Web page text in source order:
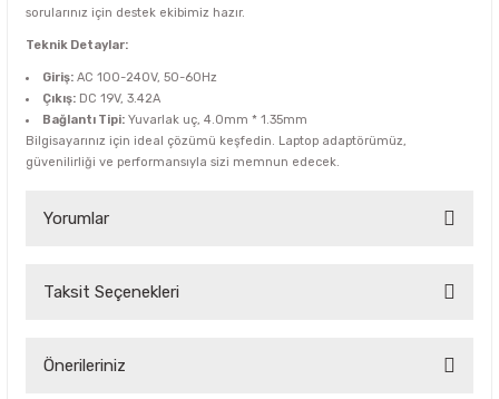
sorularınız için destek ekibimiz hazır.
Teknik Detaylar:
Giriş: AC 100-240V, 50-60Hz
Çıkış: DC 19V, 3.42A
Bağlantı Tipi: Yuvarlak uç, 4.0mm * 1.35mm
Bilgisayarınız için ideal çözümü keşfedin. Laptop adaptörümüz,
güvenilirliği ve performansıyla sizi memnun edecek.
Yorumlar
Bu ürüne ilk yorumu siz yapın!
Taksit Seçenekleri
Önerileriniz